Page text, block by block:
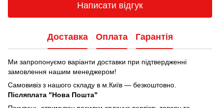
Написати відгук
Доставка Оплата Гарантія
Ми запропонуємо варіанти доставки при підтвердженні
замовлення нашим менеджером!
Самовивіз з нашого складу в м.Київ — безкоштовно.
Післяплата "Нова Пошта"